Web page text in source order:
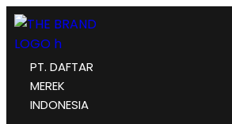
PT. DAFTAR
MEREK
INDONESIA